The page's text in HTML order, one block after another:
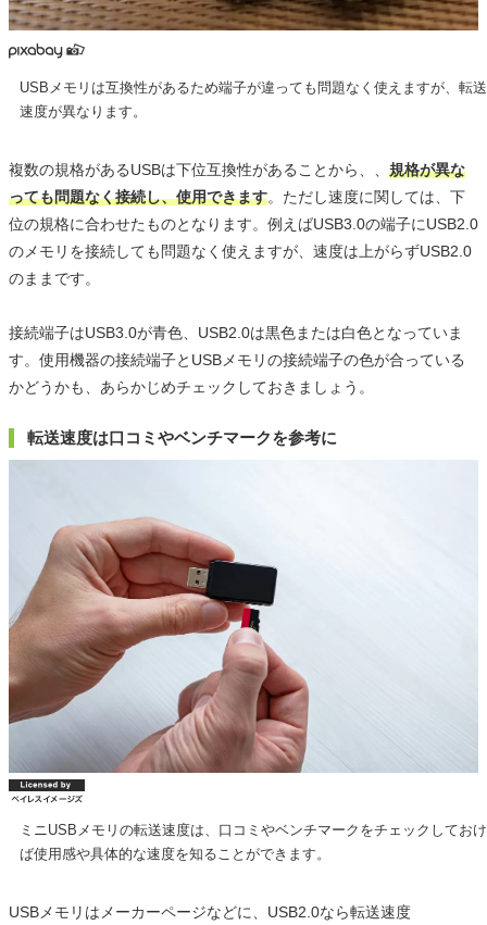
USBメモリは互換性があるため端子が違っても問題なく使えますが、転送
速度が異なります。
複数の規格があるUSBは下位互換性があることから、、 規格が異な
っても問題なく接続し、使用できます。ただし速度に関しては、下
位の規格に合わせたものとなります。例えばUSB3.0の端子にUSB2.0
のメモリを接続しても問題なく使えますが、速度は上がらずUSB2.0
のままです。
接続端子はUSB3.0が青色、USB2.0は黒色または白色となっていま
す。使用機器の接続端子とUSBメモリの接続端子の色が合っている
かどうかも、あらかじめチェックしておきましょう。
転送速度は口コミやベンチマークを参考に
ミニUSBメモリの転送速度は、口コミやベンチマークをチェックしておけ
ば使用感や具体的な速度を知ることができます。
USBメモリはメーカーページなどに、USB2.0なら転送速度